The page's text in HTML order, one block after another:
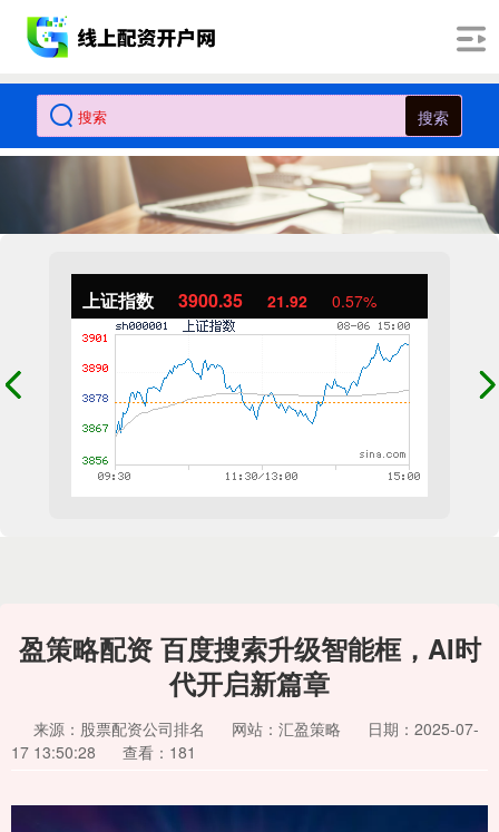
搜索
上证指数 3900.35 21.92 0.57%
盈策略配资 百度搜索升级智能框，AI时
代开启新篇章
来源：股票配资公司排名 网站：汇盈策略
日期：2025-07-
17 13:50:28
查看：181